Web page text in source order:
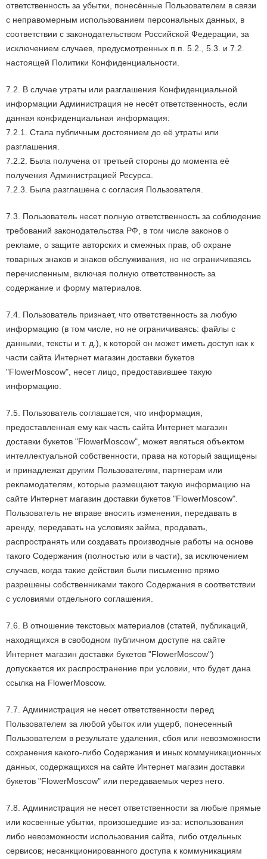
ответственность за убытки, понесённые Пользователем в связи
с неправомерным использованием персональных данных, в
соответствии с законодательством Российской Федерации, за
исключением случаев, предусмотренных п.п. 5.2., 5.3. и 7.2.
настоящей Политики Конфиденциальности.
7.2. В случае утраты или разглашения Конфиденциальной
информации Администрация не несёт ответственность, если
данная конфиденциальная информация:
7.2.1. Стала публичным достоянием до её утраты или
разглашения.
7.2.2. Была получена от третьей стороны до момента её
получения Администрацией Ресурса.
7.2.3. Была разглашена с согласия Пользователя.
7.3. Пользователь несет полную ответственность за соблюдение
требований законодательства РФ, в том числе законов о
рекламе, о защите авторских и смежных прав, об охране
товарных знаков и знаков обслуживания, но не ограничиваясь
перечисленным, включая полную ответственность за
содержание и форму материалов.
7.4. Пользователь признает, что ответственность за любую
информацию (в том числе, но не ограничиваясь: файлы с
данными, тексты и т. д.), к которой он может иметь доступ как к
части сайта Интернет магазин доставки букетов
"FlowerMoscow", несет лицо, предоставившее такую
информацию.
7.5. Пользователь соглашается, что информация,
предоставленная ему как часть сайта Интернет магазин
доставки букетов "FlowerMoscow", может являться объектом
интеллектуальной собственности, права на который защищены
и принадлежат другим Пользователям, партнерам или
рекламодателям, которые размещают такую информацию на
сайте Интернет магазин доставки букетов "FlowerMoscow".
Пользователь не вправе вносить изменения, передавать в
аренду, передавать на условиях займа, продавать,
распространять или создавать производные работы на основе
такого Содержания (полностью или в части), за исключением
случаев, когда такие действия были письменно прямо
разрешены собственниками такого Содержания в соответствии
с условиями отдельного соглашения.
7.6. В отношение текстовых материалов (статей, публикаций,
находящихся в свободном публичном доступе на сайте
Интернет магазин доставки букетов "FlowerMoscow")
допускается их распространение при условии, что будет дана
ссылка на FlowerMoscow.
7.7. Администрация не несет ответственности перед
Пользователем за любой убыток или ущерб, понесенный
Пользователем в результате удаления, сбоя или невозможности
сохранения какого-либо Содержания и иных коммуникационных
данных, содержащихся на сайте Интернет магазин доставки
букетов "FlowerMoscow" или передаваемых через него.
7.8. Администрация не несет ответственности за любые прямые
или косвенные убытки, произошедшие из-за: использования
либо невозможности использования сайта, либо отдельных
сервисов; несанкционированного доступа к коммуникациям